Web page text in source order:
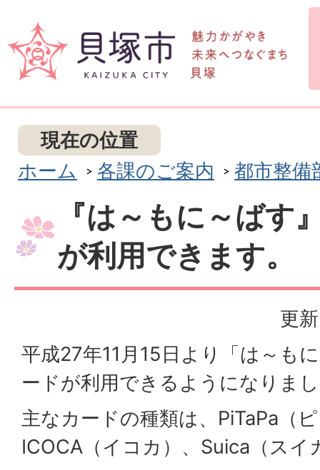
現在の位置
ホーム
各課のご案内 都市整備
『は～もに～ばす
が利用できます。
更
平成27年11月15日より「は～も
ードが利用できるようになりま
主なカードの種類は、PiTaPa（
ICOCA（イコカ）、Suica（スイ